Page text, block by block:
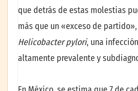
que detrás de estas molestias
más que un «exceso de
Helicobacter pylori, una
altamente prevalente y